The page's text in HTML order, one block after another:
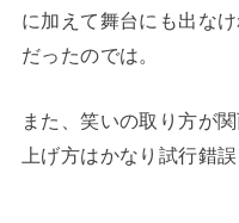
に加えて舞台にも出な
だったのでは。
また、笑いの取り方が
上げ方はかなり試行錯